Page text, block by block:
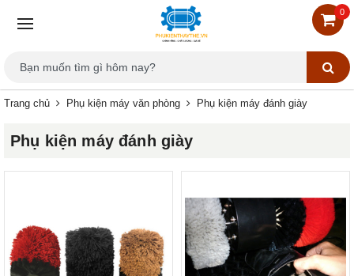
0
Trang chủ Phụ kiện máy văn phòng Phụ kiện máy đánh giày
Phụ kiện máy đánh giày